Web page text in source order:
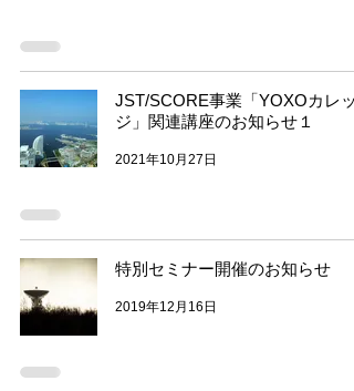
JST/SCORE事業「YOXOカレッ
ジ」関連講座のお知らせ１
2021年10月27日
特別セミナー開催のお知らせ
2019年12月16日